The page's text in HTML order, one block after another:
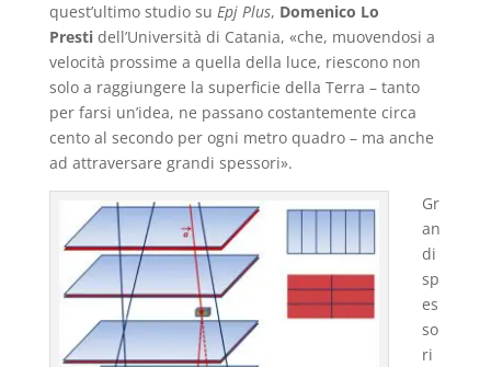
quest’ultimo studio su Epj Plus, Domenico Lo
Prestidell’Università di Catania, «che, muovendosi a
velocità prossime a quella della luce, riescono non
solo a raggiungere la superficie della Terra – tanto
per farsi un’idea, ne passano costantemente circa
cento al secondo per ogni metro quadro – ma anche
ad attraversare grandi spessori».
Gr
an
di
sp
es
so
ri